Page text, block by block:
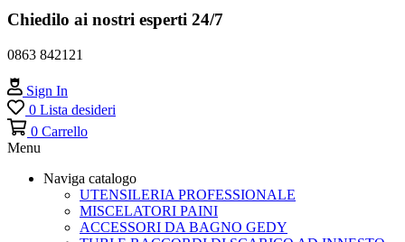
Chiedilo ai nostri esperti 24/7
0863 842121
Sign In
0 Lista desideri
0 Carrello
Menu
Naviga catalogo
UTENSILERIA PROFESSIONALE
MISCELATORI PAINI
ACCESSORI DA BAGNO GEDY